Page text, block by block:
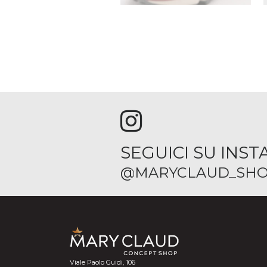
SEGUICI SU
Viale Paolo Guidi, 106